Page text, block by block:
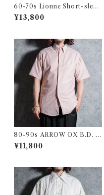
60-70s Lionne Short-sleev
e Stripe Shirts フランス製 半
袖 ストライプ シャツ
¥13,800
80-90s ARROW OX B.D. S
hirts アロー オックスフォー
ド 半袖 ボタンダウン シャツ
¥11,800